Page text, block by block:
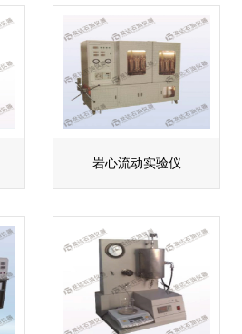
岩心流动实验仪